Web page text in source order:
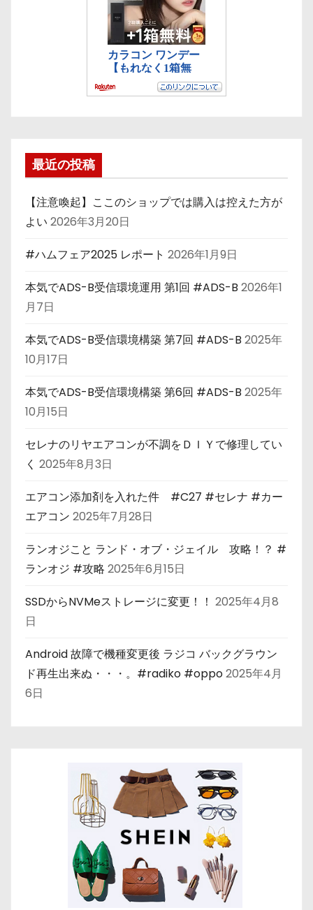
最近の投稿
【注意喚起】ここのショップでは購入は控えた方が
よい 2026年3月20日
#ハムフェア2025 レポート 2026年1月9日
本気でADS-B受信環境運用 第1回 #ADS-B 2026年1
月7日
本気でADS-B受信環境構築 第7回 #ADS-B 2025年
10月17日
本気でADS-B受信環境構築 第6回 #ADS-B 2025年
10月15日
セレナのリヤエアコンが不調をＤＩＹで修理してい
く 2025年8月3日
エアコン添加剤を入れた件 #C27 #セレナ #カー
エアコン 2025年7月28日
ランオジこと ランド・オブ・ジェイル 攻略！？ #
ランオジ #攻略 2025年6月15日
SSDからNVMeストレージに変更！！ 2025年4月8
日
Android 故障で機種変更後 ラジコ バックグラウン
ド再生出来ぬ・・・。#radiko #oppo2025年4月
6日